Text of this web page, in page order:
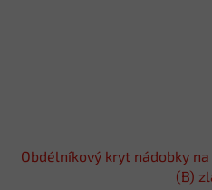
Obdélníkový kryt nádobky
(B)